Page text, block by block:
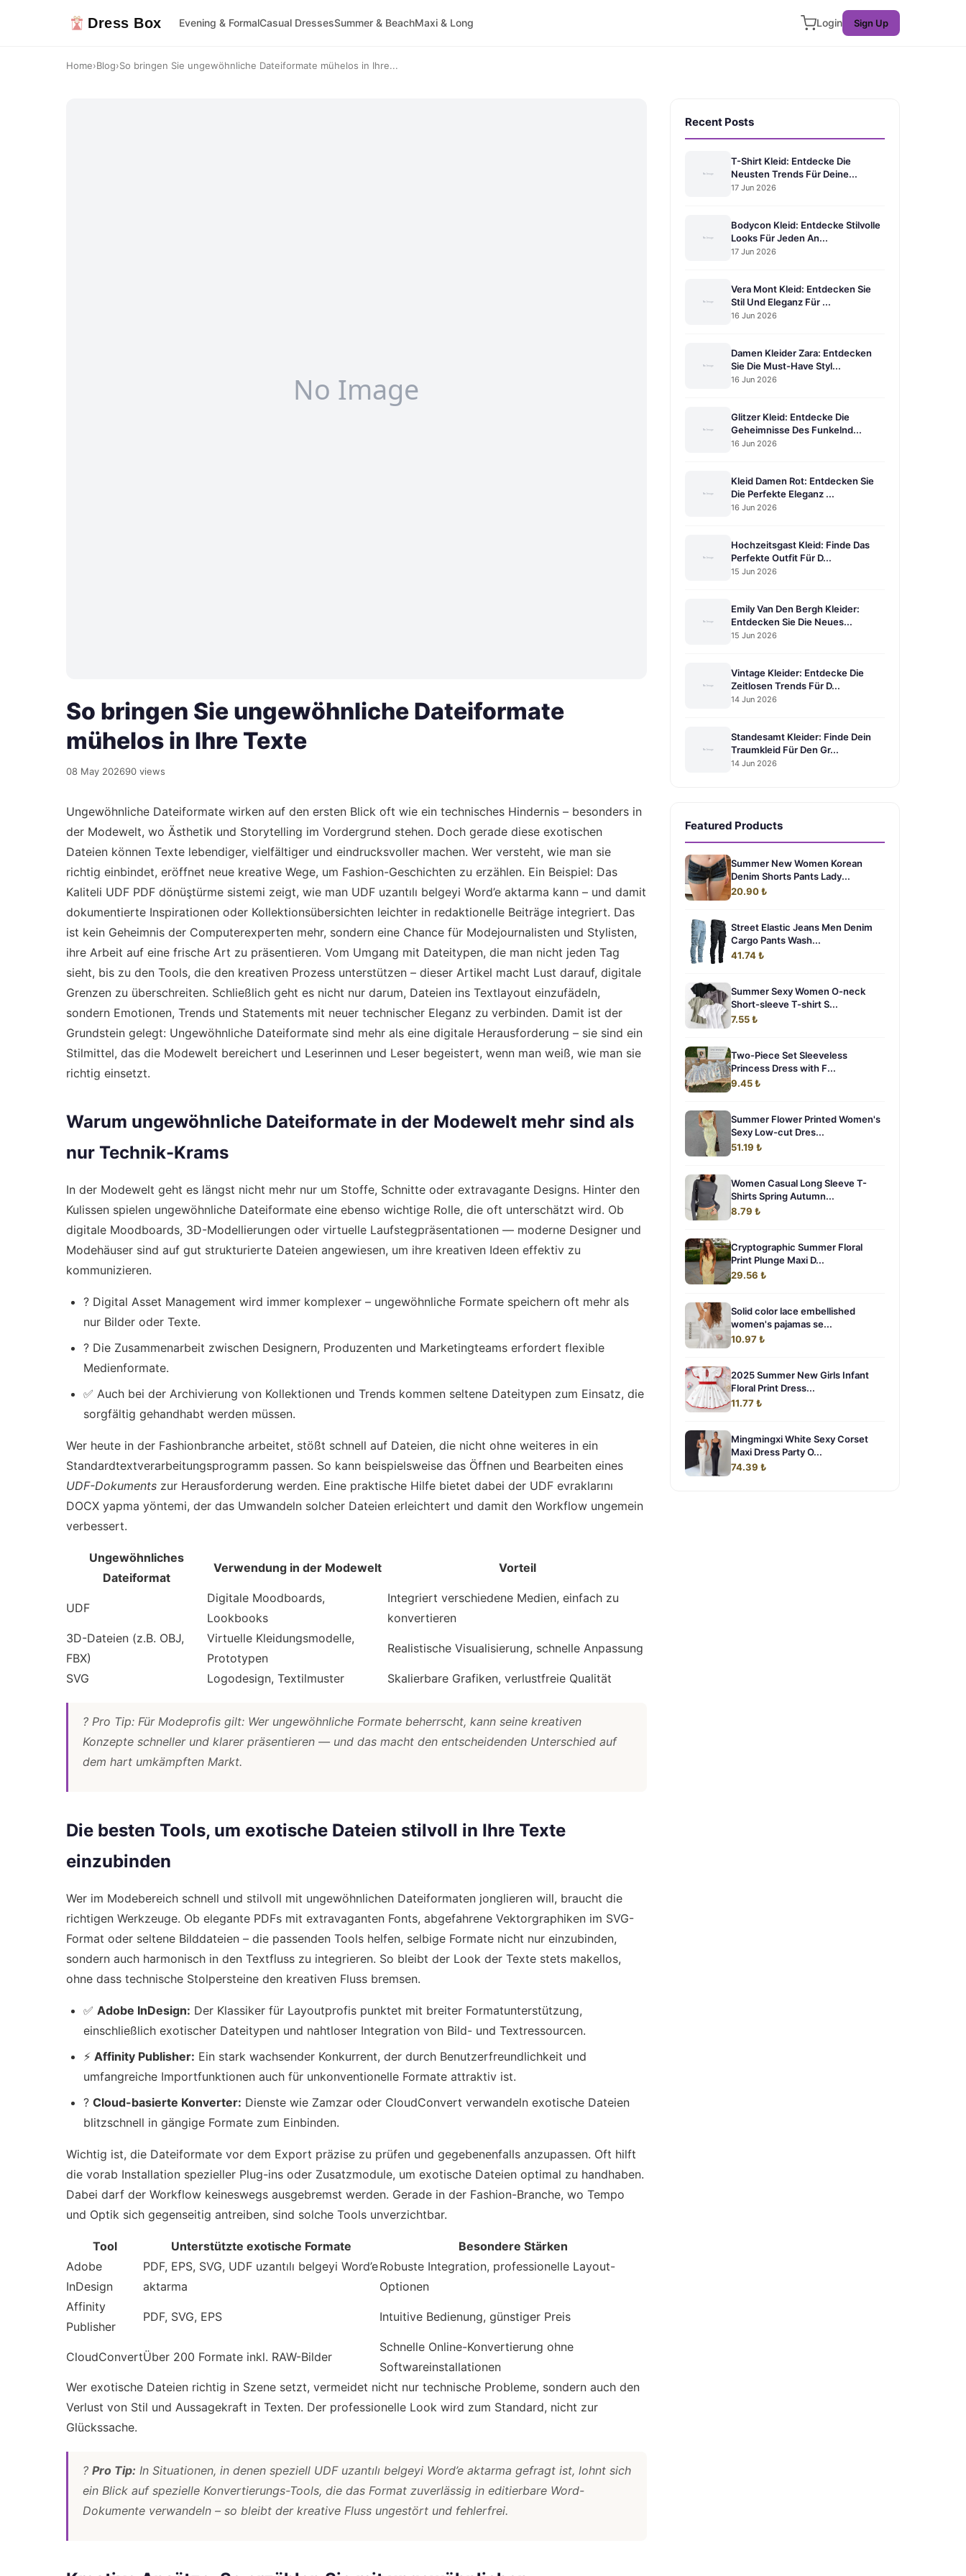
Dress Box Evening & FormalCasual DressesSummer & BeachMaxi & Long Login Sign Up
Home›Blog›So bringen Sie ungewöhnliche Dateiformate mühelos in Ihre...
So bringen Sie ungewöhnliche Dateiformate
mühelos in Ihre Texte
08 May 202690 views
Ungewöhnliche Dateiformate wirken auf den ersten Blick oft wie ein technisches Hindernis – besonders in
der Modewelt, wo Ästhetik und Storytelling im Vordergrund stehen. Doch gerade diese exotischen
Dateien können Texte lebendiger, vielfältiger und eindrucksvoller machen. Wer versteht, wie man sie
richtig einbindet, eröffnet neue kreative Wege, um Fashion-Geschichten zu erzählen. Ein Beispiel: Das
Kaliteli UDF PDF dönüştürme sistemi zeigt, wie man UDF uzantılı belgeyi Word’e aktarma kann – und damit
dokumentierte Inspirationen oder Kollektionsübersichten leichter in redaktionelle Beiträge integriert. Das
ist kein Geheimnis der Computerexperten mehr, sondern eine Chance für Modejournalisten und Stylisten,
ihre Arbeit auf eine frische Art zu präsentieren. Vom Umgang mit Dateitypen, die man nicht jeden Tag
sieht, bis zu den Tools, die den kreativen Prozess unterstützen – dieser Artikel macht Lust darauf, digitale
Grenzen zu überschreiten. Schließlich geht es nicht nur darum, Dateien ins Textlayout einzufädeln,
sondern Emotionen, Trends und Statements mit neuer technischer Eleganz zu verbinden. Damit ist der
Grundstein gelegt: Ungewöhnliche Dateiformate sind mehr als eine digitale Herausforderung – sie sind ein
Stilmittel, das die Modewelt bereichert und Leserinnen und Leser begeistert, wenn man weiß, wie man sie
richtig einsetzt.
Warum ungewöhnliche Dateiformate in der Modewelt mehr sind als
nur Technik-Krams
In der Modewelt geht es längst nicht mehr nur um Stoffe, Schnitte oder extravagante Designs. Hinter den
Kulissen spielen ungewöhnliche Dateiformate eine ebenso wichtige Rolle, die oft unterschätzt wird. Ob
digitale Moodboards, 3D-Modellierungen oder virtuelle Laufstegpräsentationen — moderne Designer und
Modehäuser sind auf gut strukturierte Dateien angewiesen, um ihre kreativen Ideen effektiv zu
kommunizieren.
? Digital Asset Management wird immer komplexer – ungewöhnliche Formate speichern oft mehr als
nur Bilder oder Texte.
? Die Zusammenarbeit zwischen Designern, Produzenten und Marketingteams erfordert flexible
Medienformate.
✅ Auch bei der Archivierung von Kollektionen und Trends kommen seltene Dateitypen zum Einsatz, die
sorgfältig gehandhabt werden müssen.
Wer heute in der Fashionbranche arbeitet, stößt schnell auf Dateien, die nicht ohne weiteres in ein
Standardtextverarbeitungsprogramm passen. So kann beispielsweise das Öffnen und Bearbeiten eines
UDF-Dokuments zur Herausforderung werden. Eine praktische Hilfe bietet dabei der UDF evraklarını
DOCX yapma yöntemi, der das Umwandeln solcher Dateien erleichtert und damit den Workflow ungemein
verbessert.
Ungewöhnliches
Dateiformat
Verwendung in der Modewelt Vorteil
UDF
Digitale Moodboards,
Lookbooks
Integriert verschiedene Medien, einfach zu
konvertieren
3D-Dateien (z.B. OBJ,
FBX)
Virtuelle Kleidungsmodelle,
Prototypen
Realistische Visualisierung, schnelle Anpassung
SVG Logodesign, Textilmuster Skalierbare Grafiken, verlustfreie Qualität
? Pro Tip: Für Modeprofis gilt: Wer ungewöhnliche Formate beherrscht, kann seine kreativen
Konzepte schneller und klarer präsentieren — und das macht den entscheidenden Unterschied auf
dem hart umkämpften Markt.
Die besten Tools, um exotische Dateien stilvoll in Ihre Texte
einzubinden
Wer im Modebereich schnell und stilvoll mit ungewöhnlichen Dateiformaten jonglieren will, braucht die
richtigen Werkzeuge. Ob elegante PDFs mit extravaganten Fonts, abgefahrene Vektorgraphiken im SVG-
Format oder seltene Bilddateien – die passenden Tools helfen, selbige Formate nicht nur einzubinden,
sondern auch harmonisch in den Textfluss zu integrieren. So bleibt der Look der Texte stets makellos,
ohne dass technische Stolpersteine den kreativen Fluss bremsen.
✅ Adobe InDesign: Der Klassiker für Layoutprofis punktet mit breiter Formatunterstützung,
einschließlich exotischer Dateitypen und nahtloser Integration von Bild- und Textressourcen.
⚡ Affinity Publisher: Ein stark wachsender Konkurrent, der durch Benutzerfreundlichkeit und
umfangreiche Importfunktionen auch für unkonventionelle Formate attraktiv ist.
? Cloud-basierte Konverter: Dienste wie Zamzar oder CloudConvert verwandeln exotische Dateien
blitzschnell in gängige Formate zum Einbinden.
Wichtig ist, die Dateiformate vor dem Export präzise zu prüfen und gegebenenfalls anzupassen. Oft hilft
die vorab Installation spezieller Plug-ins oder Zusatzmodule, um exotische Dateien optimal zu handhaben.
Dabei darf der Workflow keineswegs ausgebremst werden. Gerade in der Fashion-Branche, wo Tempo
und Optik sich gegenseitig antreiben, sind solche Tools unverzichtbar.
Tool Unterstützte exotische Formate
Besondere Stärken
Adobe
InDesign
PDF, EPS, SVG, UDF uzantılı belgeyi Word’e
aktarma
Robuste Integration, professionelle Layout-
Optionen
Affinity
Publisher
PDF, SVG, EPS Intuitive Bedienung, günstiger Preis
CloudConvertÜber 200 Formate inkl. RAW-Bilder
Schnelle Online-Konvertierung ohne
Softwareinstallationen
Wer exotische Dateien richtig in Szene setzt, vermeidet nicht nur technische Probleme, sondern auch den
Verlust von Stil und Aussagekraft in Texten. Der professionelle Look wird zum Standard, nicht zur
Glückssache.
? Pro Tip: In Situationen, in denen speziell UDF uzantılı belgeyi Word’e aktarma gefragt ist, lohnt sich
ein Blick auf spezielle Konvertierungs-Tools, die das Format zuverlässig in editierbare Word-
Dokumente verwandeln – so bleibt der kreative Fluss ungestört und fehlerfrei.
Recent Posts
T-Shirt Kleid: Entdecke Die
Neusten Trends Für Deine...
17 Jun 2026
Bodycon Kleid: Entdecke Stilvolle
Looks Für Jeden An...
17 Jun 2026
Vera Mont Kleid: Entdecken Sie
Stil Und Eleganz Für ...
16 Jun 2026
Damen Kleider Zara: Entdecken
Sie Die Must-Have Styl...
16 Jun 2026
Glitzer Kleid: Entdecke Die
Geheimnisse Des Funkelnd...
16 Jun 2026
Kleid Damen Rot: Entdecken Sie
Die Perfekte Eleganz ...
16 Jun 2026
Hochzeitsgast Kleid: Finde Das
Perfekte Outfit Für D...
15 Jun 2026
Emily Van Den Bergh Kleider:
Entdecken Sie Die Neues...
15 Jun 2026
Vintage Kleider: Entdecke Die
Zeitlosen Trends Für D...
14 Jun 2026
Standesamt Kleider: Finde Dein
Traumkleid Für Den Gr...
14 Jun 2026
Featured Products
Summer New Women Korean
Denim Shorts Pants Lady...
20.90 ₺
Street Elastic Jeans Men Denim
Cargo Pants Wash...
41.74 ₺
Summer Sexy Women O-neck
Short-sleeve T-shirt S...
7.55 ₺
Two-Piece Set Sleeveless
Princess Dress with F...
9.45 ₺
Summer Flower Printed Women's
Sexy Low-cut Dres...
51.19 ₺
Women Casual Long Sleeve T-
Shirts Spring Autumn...
8.79 ₺
Cryptographic Summer Floral
Print Plunge Maxi D...
29.56 ₺
Solid color lace embellished
women's pajamas se...
10.97 ₺
2025 Summer New Girls Infant
Floral Print Dress...
11.77 ₺
Mingmingxi White Sexy Corset
Maxi Dress Party O...
74.39 ₺